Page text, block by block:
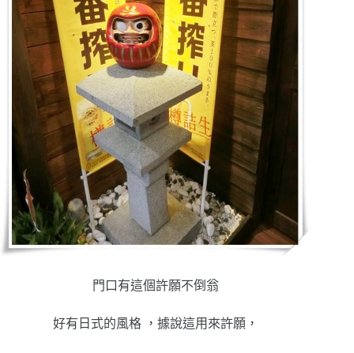
門口有這個許願不倒翁
好有日式的風格 ，據說這用來許願，